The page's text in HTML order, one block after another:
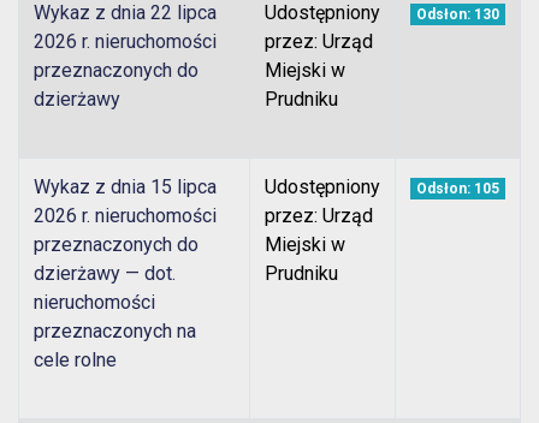
Wykaz z dnia 22 lipca
2026 r. nieruchomości
przeznaczonych do
dzierżawy
Udostępniony
przez: Urząd
Miejski w
Prudniku
Odsłon: 130
Wykaz z dnia 15 lipca
2026 r. nieruchomości
przeznaczonych do
dzierżawy — dot.
nieruchomości
przeznaczonych na
cele rolne
Udostępniony
przez: Urząd
Miejski w
Prudniku
Odsłon: 105